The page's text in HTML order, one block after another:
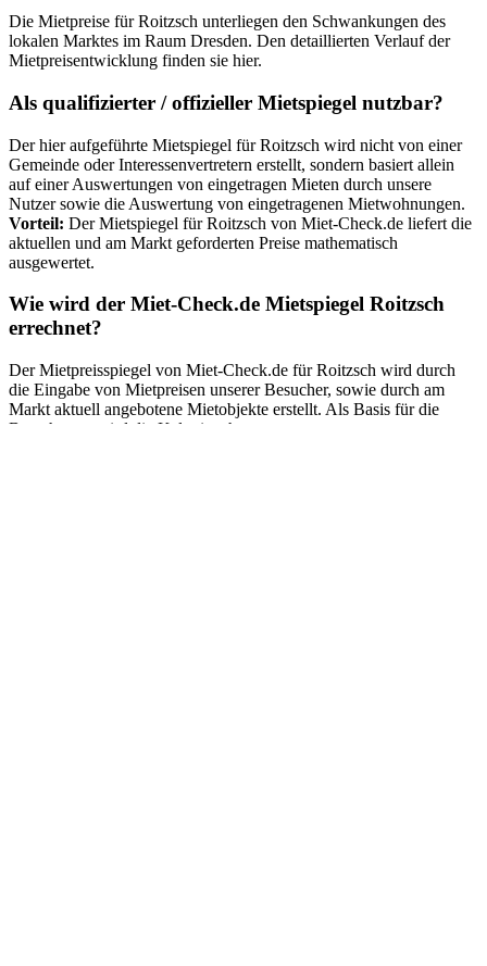
Die Mietpreise für Roitzsch unterliegen den Schwankungen des
lokalen Marktes im Raum Dresden. Den detaillierten Verlauf der
Mietpreisentwicklung finden sie hier.
Als qualifizierter / offizieller Mietspiegel nutzbar?
Der hier aufgeführte Mietspiegel für Roitzsch wird nicht von einer
Gemeinde oder Interessenvertretern erstellt, sondern basiert allein
auf einer Auswertungen von eingetragen Mieten durch unsere
Nutzer sowie die Auswertung von eingetragenen Mietwohnungen.
Vorteil: Der Mietspiegel für Roitzsch von Miet-Check.de liefert die
aktuellen und am Markt geforderten Preise mathematisch
ausgewertet.
Wie wird der Miet-Check.de Mietspiegel Roitzsch
errechnet?
Der Mietpreisspiegel von Miet-Check.de für Roitzsch wird durch
die Eingabe von Mietpreisen unserer Besucher, sowie durch am
Markt aktuell angebotene Mietobjekte erstellt. Als Basis für die
Berechnung wird die Kaltmiete herangezogen.